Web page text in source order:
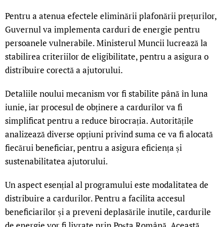
Pentru a atenua efectele eliminării plafonării prețurilor,
Guvernul va implementa carduri de energie pentru
persoanele vulnerabile. Ministerul Muncii lucrează la
stabilirea criteriilor de eligibilitate, pentru a asigura o
distribuire corectă a ajutorului.
Detaliile noului mecanism vor fi stabilite până în luna
iunie, iar procesul de obținere a cardurilor va fi
simplificat pentru a reduce birocrația. Autoritățile
analizează diverse opțiuni privind suma ce va fi alocată
fiecărui beneficiar, pentru a asigura eficiența și
sustenabilitatea ajutorului.
Un aspect esențial al programului este modalitatea de
distribuire a cardurilor. Pentru a facilita accesul
beneficiarilor și a preveni deplasările inutile, cardurile